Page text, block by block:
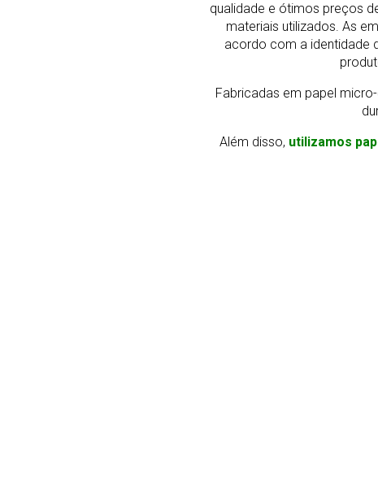
qualidade e ótimos preços
materiais utilizados. As
acordo com a identidade
Fabricadas em papel
Além disso, utilizamos